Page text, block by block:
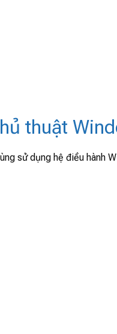
thuật
sử dụng hệ điều hành